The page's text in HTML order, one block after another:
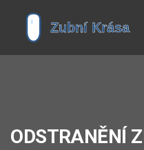
ODSTRANĚNÍ